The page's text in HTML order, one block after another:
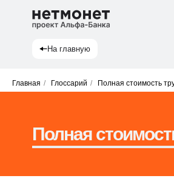
На главную
Главная / Глоссарий / Полная стоимость
Полная